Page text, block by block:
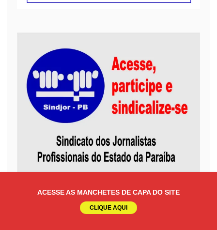
ACESSE AS MANCHETES DE CAPA DO SITE
CLIQUE AQUI